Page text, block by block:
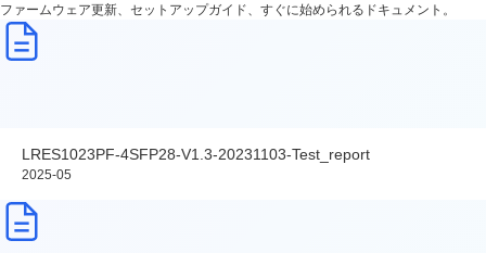
ファームウェア更新、セットアップガイド、すぐに始められるドキュメント。
LRES1023PF-4SFP28-V1.3-20231103-Test_report
2025-05